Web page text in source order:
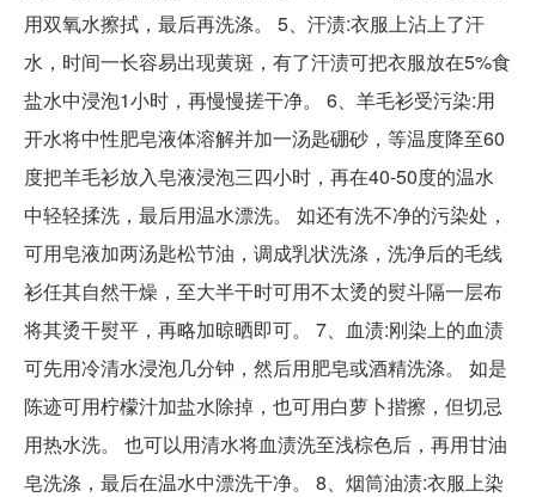
用双氧水擦拭，最后再洗涤。 5、汗渍:衣服上沾上了汗
水，时间一长容易出现黄斑，有了汗渍可把衣服放在5%食
盐水中浸泡1小时，再慢慢搓干净。 6、羊毛衫受污染:用
开水将中性肥皂液体溶解并加一汤匙硼砂，等温度降至60
度把羊毛衫放入皂液浸泡三四小时，再在40-50度的温水
中轻轻揉洗，最后用温水漂洗。 如还有洗不净的污染处，
可用皂液加两汤匙松节油，调成乳状洗涤，洗净后的毛线
衫任其自然干燥，至大半干时可用不太烫的熨斗隔一层布
将其烫干熨平，再略加晾晒即可。 7、血渍:刚染上的血渍
可先用冷清水浸泡几分钟，然后用肥皂或酒精洗涤。 如是
陈迹可用柠檬汁加盐水除掉，也可用白萝卜揩擦，但切忌
用热水洗。 也可以用清水将血渍洗至浅棕色后，再用甘油
皂洗涤，最后在温水中漂洗干净。 8、烟筒油渍:衣服上染